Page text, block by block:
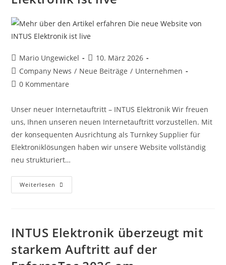
Mario Ungewickel
10. März 2026
Company News / Neue Beiträge / Unternehmen
0 Kommentare
Unser neuer Internetauftritt – INTUS Elektronik Wir freuen
uns, Ihnen unseren neuen Internetauftritt vorzustellen. Mit
der konsequenten Ausrichtung als Turnkey Supplier für
Elektroniklösungen haben wir unsere Website vollständig
neu strukturiert…
Weiterlesen
INTUS Elektronik überzeugt mit
starkem Auftritt auf der